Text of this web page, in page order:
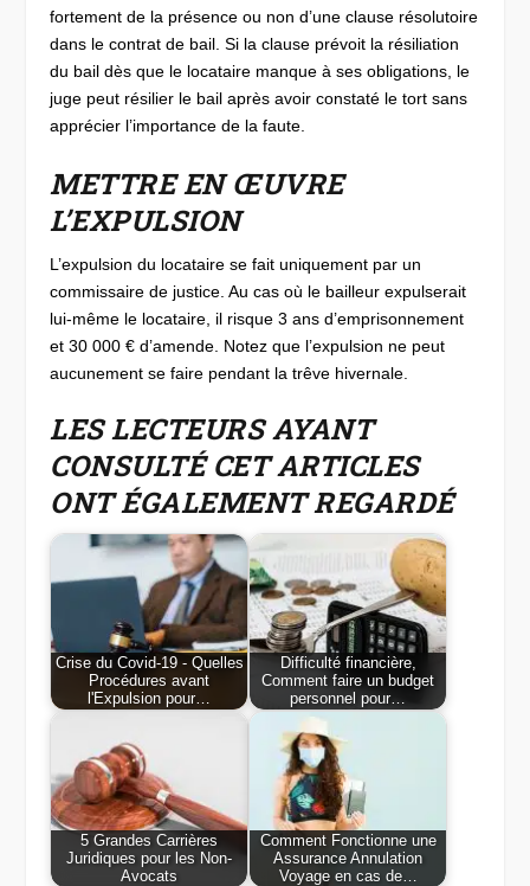
fortement de la présence ou non d’une clause résolutoire
dans le contrat de bail. Si la clause prévoit la résiliation
du bail dès que le locataire manque à ses obligations, le
juge peut résilier le bail après avoir constaté le tort sans
apprécier l’importance de la faute.
METTRE EN ŒUVRE
L’EXPULSION
L’expulsion du locataire se fait uniquement par un
commissaire de justice. Au cas où le bailleur expulserait
lui-même le locataire, il risque 3 ans d’emprisonnement
et 30 000 € d’amende. Notez que l’expulsion ne peut
aucunement se faire pendant la trêve hivernale.
LES LECTEURS AYANT
CONSULTÉ CET ARTICLES
ONT ÉGALEMENT REGARDÉ
Crise du Covid-19 - Quelles
Procédures avant
l'Expulsion pour…
Difficulté financière,
Comment faire un budget
personnel pour…
5 Grandes Carrières
Juridiques pour les Non-
Avocats
Comment Fonctionne une
Assurance Annulation
Voyage en cas de…